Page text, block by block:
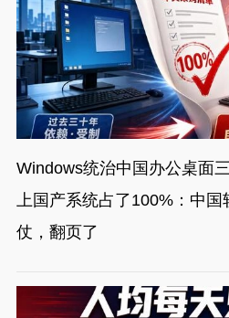
Windows统治中国办公桌面
上国产系统占了100%：中国
仗，翻页了